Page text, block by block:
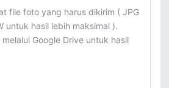
file foto yang harus dikirim ( JPG
untuk hasil lebih maksimal ).
Google Drive untuk hasil